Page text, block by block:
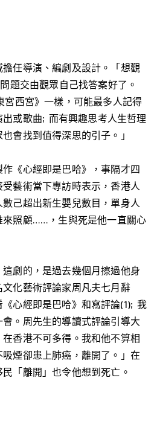
擔任導演、編劇及設計。「想觀
題交由觀眾自己找答案好了。
宮西宮》一樣，可能最多人記得
或歌曲; 而有興趣思考人生哲理
會找到值得深思的引子。」
《心經即是巴哈》，事隔才四
藝術當下專訪時表示，香港人
己超出新生嬰兒數目，單身人
來照顧……，生與死是他一直關心
劇的，是過去幾個月擦過他身
化藝術評論家周凡夫七月辭
心經即是巴哈》和寫評論(1); 我
。周先生的導讀式評論引導大
香港不可多得。我和他不算相
煙卻患上肺癌，離開了。」在
「離開」也令他想到死亡。